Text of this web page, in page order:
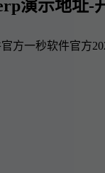
演示地址-
一秒软件官方